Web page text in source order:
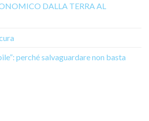
DALLA TERRA AL
perché salvaguardare non basta